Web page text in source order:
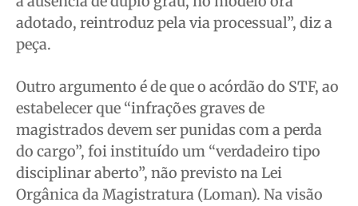
adotado, reintroduz pela via processual”, diz a
peça.
Outro argumento é de que o acórdão do STF, ao
estabelecer que “infrações graves de
magistrados devem ser punidas com a perda
do cargo”, foi instituído um “verdadeiro tipo
disciplinar aberto”, não previsto na Lei
Orgânica da Magistratura (Loman). Na visão